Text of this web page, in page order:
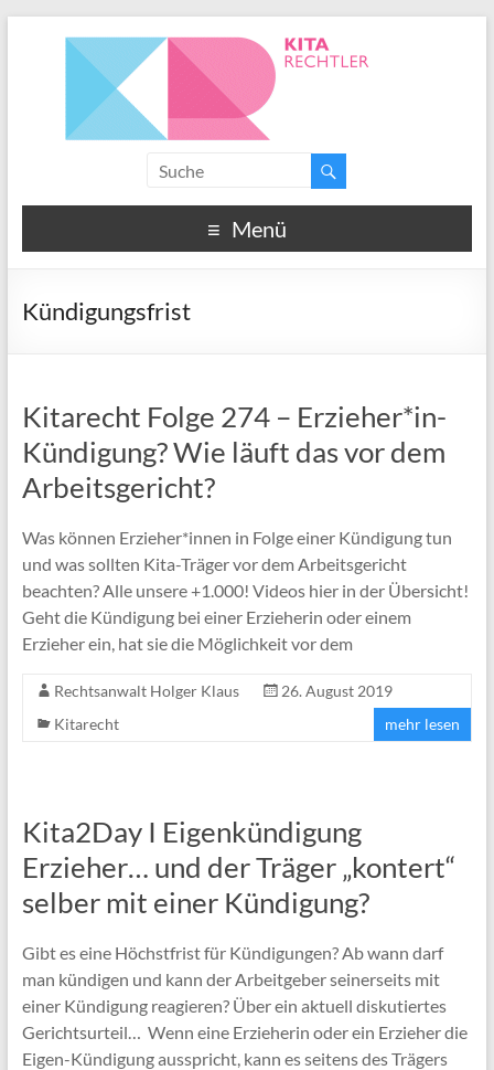
Menü
Kündigungsfrist
Kitarecht Folge 274 – Erzieher*in-
Kündigung? Wie läuft das vor dem
Arbeitsgericht?
Was können Erzieher*innen in Folge einer Kündigung tun
und was sollten Kita-Träger vor dem Arbeitsgericht
beachten? Alle unsere +1.000! Videos hier in der Übersicht!
Geht die Kündigung bei einer Erzieherin oder einem
Erzieher ein, hat sie die Möglichkeit vor dem
Rechtsanwalt Holger Klaus
26. August 2019
Kitarecht
mehr lesen
Kita2Day I Eigenkündigung
Erzieher… und der Träger „kontert“
selber mit einer Kündigung?
Gibt es eine Höchstfrist für Kündigungen? Ab wann darf
man kündigen und kann der Arbeitgeber seinerseits mit
einer Kündigung reagieren? Über ein aktuell diskutiertes
Gerichtsurteil… Wenn eine Erzieherin oder ein Erzieher die
Eigen-Kündigung ausspricht, kann es seitens des Trägers